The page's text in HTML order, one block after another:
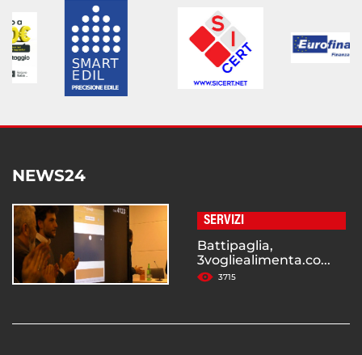
NEWS24
SERVIZI
Battipaglia,
3vogliealimenta.co...
3715